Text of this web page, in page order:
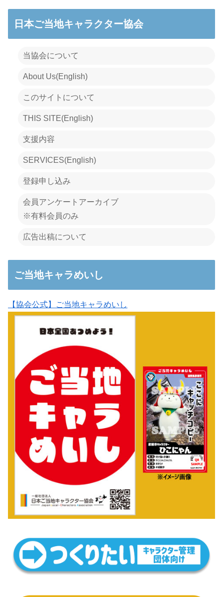
日本ご当地キャラクター協会
当協会について
About Us(English)
このサイトについて
THIS SITE(English)
支援内容
SERVICES(English)
登録申し込み
会員アンケートアーカイブ
※有料会員のみ
広告出稿について
ご当地キャラめいし
【協会公式】ご当地キャラめいし